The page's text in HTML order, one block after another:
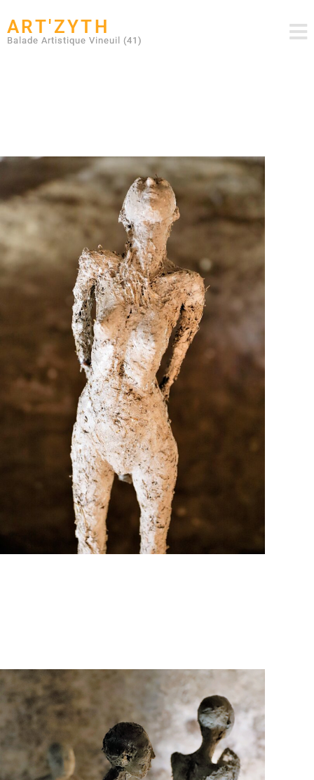
ART'ZYTH
Balade Artistique Vineuil (41)